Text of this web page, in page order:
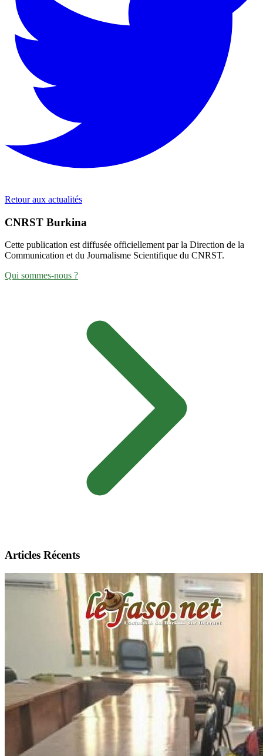
Retour aux actualités
CNRST Burkina
Cette publication est diffusée officiellement par la Direction de la
Communication et du Journalisme Scientifique du CNRST.
Qui sommes-nous ?
Articles Récents